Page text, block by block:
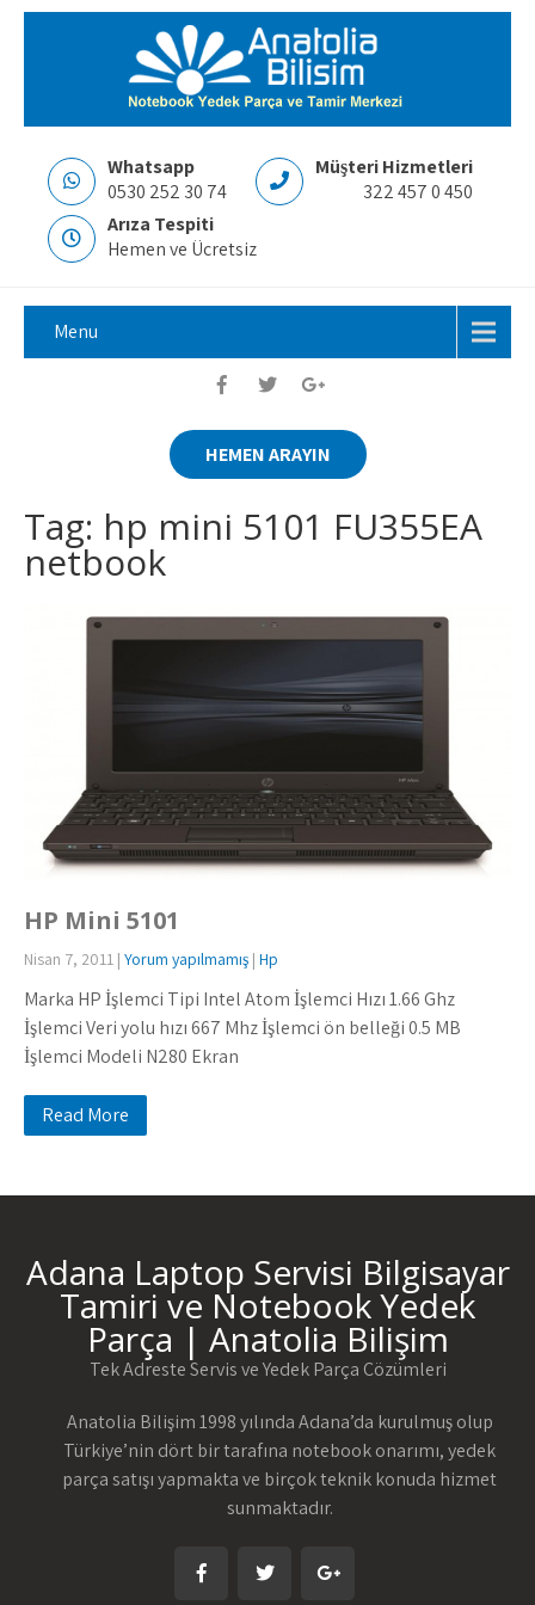
Whatsapp
0530 252 30 74
Müşteri Hizmetleri
322 457 0 450
Arıza Tespiti
Hemen ve Ücretsiz
Menu
HEMEN ARAYIN
Tag: hp mini 5101 FU355EA
netbook
HP Mini 5101
Nisan 7, 2011 | Yorum yapılmamış | Hp
Marka HP İşlemci Tipi Intel Atom İşlemci Hızı 1.66 Ghz
İşlemci Veri yolu hızı 667 Mhz İşlemci ön belleği 0.5 MB
İşlemci Modeli N280 Ekran
Read More
Adana Laptop Servisi Bilgisayar
Tamiri ve Notebook Yedek
Parça | Anatolia Bilişim
Tek Adreste Servis ve Yedek Parça Çözümleri
Anatolia Bilişim 1998 yılında Adana’da kurulmuş olup
Türkiye’nin dört bir tarafına notebook onarımı, yedek
parça satışı yapmakta ve birçok teknik konuda hizmet
sunmaktadır.